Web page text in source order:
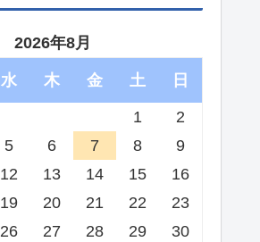
2026年8月
水 木 金 土 日
1
2
5 6 7 8
9
12 13 14 15
16
19 20 21 22
23
26 27 28 29
30